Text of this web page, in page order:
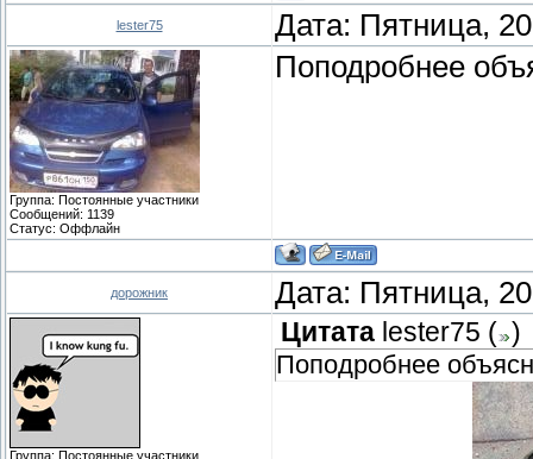
lester75 Дата: Пятница,
Группа: Постоянные участники
Сообщений: 1139
Статус: Оффлайн
Поподробнее
дорожник Дата: Пятница,
Группа: Постоянные участники
Цитата lester75 ( )
Поподробнее